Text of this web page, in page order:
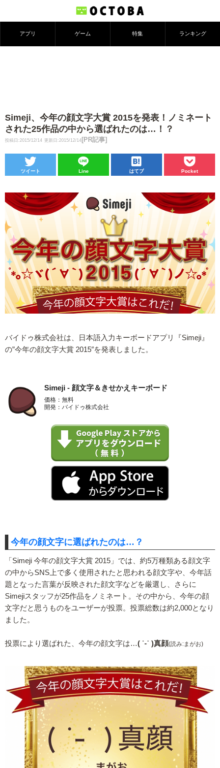
アプリ ゲーム 特集 ランキング
Simeji、今年の顔文字大賞 2015を発表！ノミネート
された25作品の中から選ばれたのは…！？
投稿日:2015/12/14 更新日:2015/12/14 [PR記事]
ツイート Line はてブ Pocket
バイドゥ株式会社は、日本語入力キーボードアプリ『Simeji』
の”今年の顔文字大賞 2015″を発表しました。
Simeji - 顔文字＆きせかえキーボード
価格：無料
開発：バイドゥ株式会社
今年の顔文字に選ばれたのは…？
「Simeji 今年の顔文字大賞 2015」では、約5万種類ある顔文字
の中からSNS上で多く使用されたと思われる顔文字や、今年話
題となった言葉が反映された顔文字などを厳選し、さらに
Simejiスタッフが25作品をノミネート。その中から、今年の顔
文字だと思うものをユーザーが投票。投票総数は約2,000となり
ました。
投票により選ばれた、今年の顔文字は…( ˙-˙ )真顔(読み:まがお)